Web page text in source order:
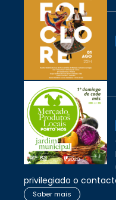
privilegiado o
Saber mais